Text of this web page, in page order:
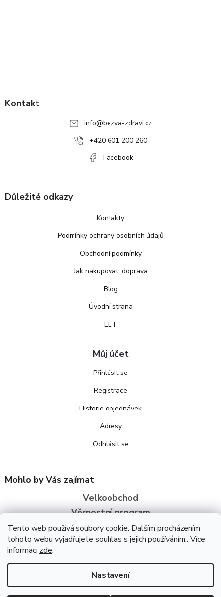
Tento web používá soubory cookie. Dalším procházením
tohoto webu vyjadřujete souhlas s jejich používáním.. Více
informacízde.
Nastavení
Kontakt
info@bezva-zdravi.cz
+420 601 200 260
Facebook
Důležité odkazy
Kontakty
Podmínky ochrany osobních údajů
Obchodní podmínky
Jak nakupovat, doprava
Blog
Úvodní strana
EET
Můj účet
Přihlásit se
Registrace
Historie objednávek
Adresy
Odhlásit se
Mohlo by Vás zajímat
Velkoobchod
Věrnostní program
O nás
Copyright 2026